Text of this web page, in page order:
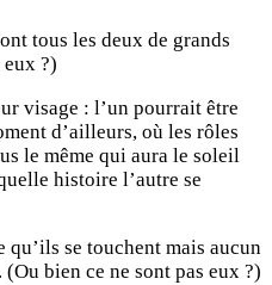
tous les deux de grands
eux ?)
visage : l’un pourrait être
d’ailleurs, où les rôles
le même qui aura le soleil
histoire l’autre se
se touchent mais aucun
bien ce ne sont pas eux ?)